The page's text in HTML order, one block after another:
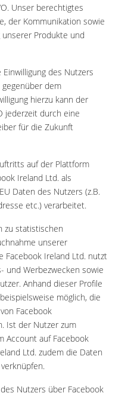
Unser berechtigtes
der Kommunikation sowie
Produkte und
des Nutzers
gegenüber dem
hierzu kann der
jederzeit durch eine
für die Zukunft
auf der Plattform
Ireland Ltd. als
Daten des Nutzers (z.B.
etc.) verarbeitet.
zu statistischen
unserer
Facebook Ireland Ltd. nutzt
und Werbezwecken sowie
Anhand dieser Profile
möglich, die
Facebook
Ist der Nutzer zum
Account auf Facebook
Ltd. zudem die Daten
Nutzers über Facebook